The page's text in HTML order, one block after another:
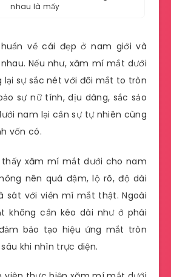
nhau là mấy
về cái đẹp ở nam giới và
Nếu như, xăm mí mắt dưới
lại sự sắc nét với đôi mắt to tròn
sự nữ tính, dịu dàng, sắc sảo
nam lại cần sự tự nhiên cùng
vốn có.
thấy xăm mí mắt dưới cho nam
nên quá đậm, lộ rõ, độ dài
sát với viền mí mắt thật. Ngoài
không cần kéo dài như ở phái
bảo tạo hiệu ứng mắt tròn
khi nhìn trực diện.